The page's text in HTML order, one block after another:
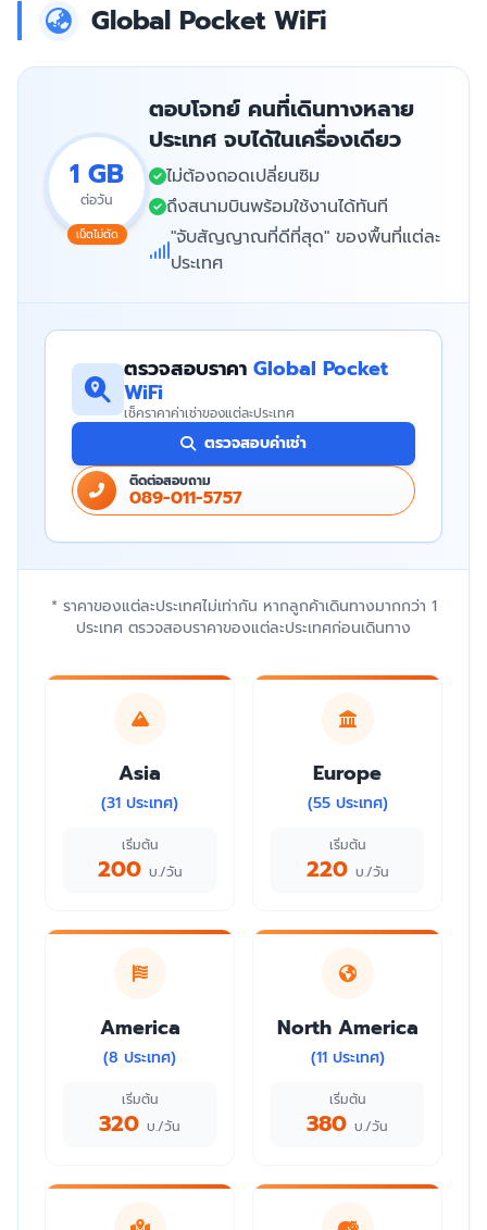
Global Pocket WiFi
1 GB
ต่อวัน
เน็ตไม่ตัด
ตอบโจทย์ คนที่เดินทางหลาย
ประเทศ จบได้ในเครื่องเดียว
ไม่ต้องถอดเปลี่ยนซิม
ถึงสนามบินพร้อมใช้งานได้ทันที
"จับสัญญาณที่ดีที่สุด" ของพื้นที่แต่ละ
ประเทศ
ตรวจสอบราคา Global Pocket
WiFi
เช็คราคาค่าเช่าของแต่ละประเทศ
ตรวจสอบค่าเช่า
ติดต่อสอบถาม
089-011-5757
* ราคาของแต่ละประเทศไม่เท่ากัน หากลูกค้าเดินทางมากกว่า 1
ประเทศ ตรวจสอบราคาของแต่ละประเทศก่อนเดินทาง
Asia
(31 ประเทศ)
เริ่มต้น
200 บ./วัน
Europe
(55 ประเทศ)
เริ่มต้น
220 บ./วัน
America
(8 ประเทศ)
เริ่มต้น
320 บ./วัน
North America
(11 ประเทศ)
เริ่มต้น
380 บ./วัน